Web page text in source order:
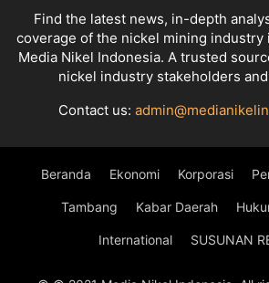
Find the latest news, in-depth
coverage of the nickel mining industry
Media Nikel Indonesia. A trusted
nickel industry stakeholders
Contact us:
Beranda Ekonomi Korporasi
Tambang Kabar Daerah
International SUSUNAN